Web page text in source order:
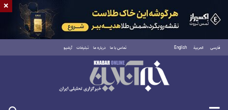
فارسی العربية English تماس با ما درباره ما تبلیغات آرشیو
شنبه ۱۷ مرداد ۱۴۰۵
×